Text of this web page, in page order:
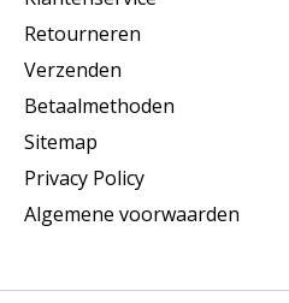
Retourneren
Verzenden
Betaalmethoden
Sitemap
Privacy Policy
Algemene voorwaarden